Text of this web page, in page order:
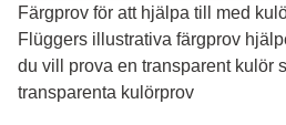
Färgprov för att hjälpa till med
Flüggers illustrativa färgprov
du vill prova en transparent kulör
transparenta kulörprov